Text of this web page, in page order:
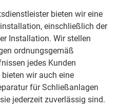
bieten wir eine
einschließlich der
Installation. Wir stellen
ordnungsgemäß
jedes Kunden
wir auch eine
für Schließanlagen
jederzeit zuverlässig sind.